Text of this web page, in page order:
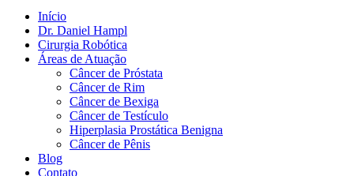
Início
Dr. Daniel Hampl
Cirurgia Robótica
Áreas de Atuação
Câncer de Próstata
Câncer de Rim
Câncer de Bexiga
Câncer de Testículo
Hiperplasia Prostática Benigna
Câncer de Pênis
Blog
Contato